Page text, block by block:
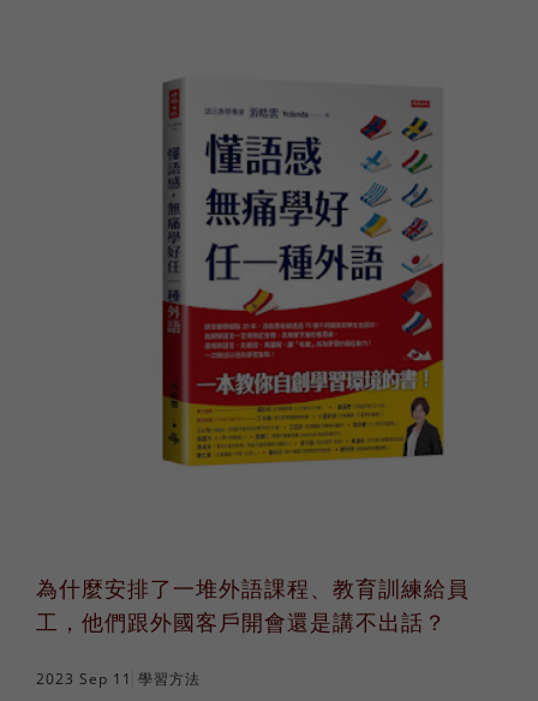
為什麼安排了一堆外語課程、教育訓練給員
工，他們跟外國客戶開會還是講不出話？
2023 Sep 11 學習方法